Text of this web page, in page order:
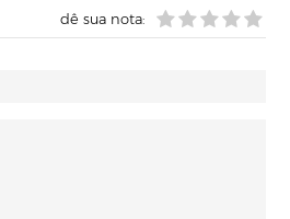
dê sua nota: